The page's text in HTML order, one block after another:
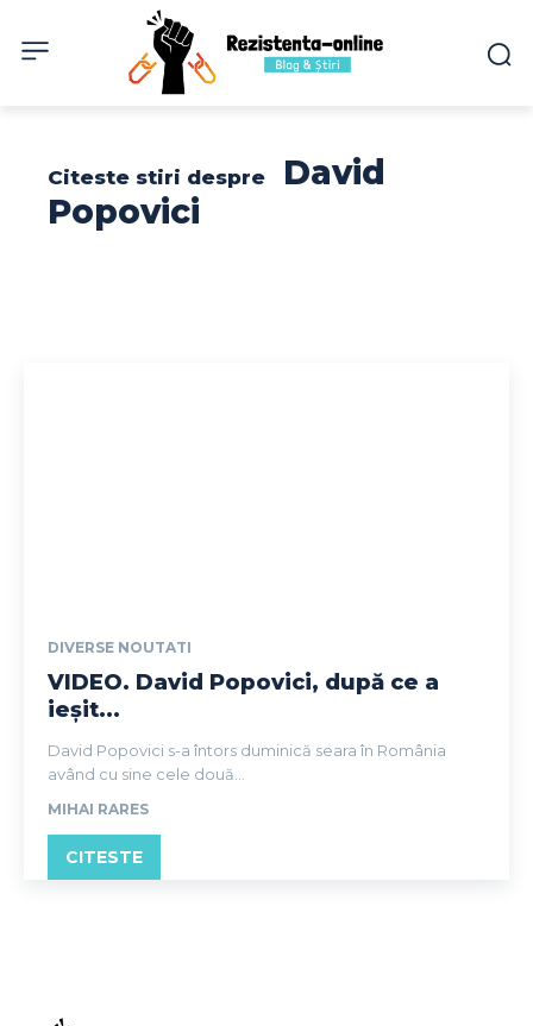
Citeste stiri despre
David
Popovici
DIVERSE NOUTATI
VIDEO. David Popovici, după ce a
ieșit...
David Popovici s-a întors duminică seara în România
având cu sine cele două...
MIHAI RARES
CITESTE